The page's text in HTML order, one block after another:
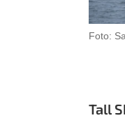
Foto:
Tall